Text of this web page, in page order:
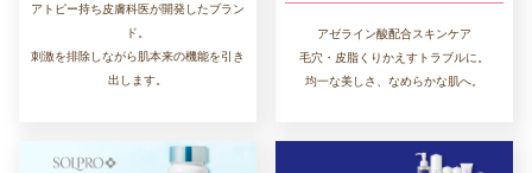
アトピー持ち皮膚科医が開発したブラン
ド。
刺激を排除しながら肌本来の機能を引き
出します。
アゼライン酸配合スキンケア
毛穴・皮脂くりかえすトラブルに。
均一な美しさ、なめらかな肌へ。